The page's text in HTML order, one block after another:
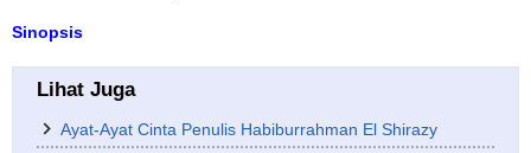
Sinopsis
Lihat Juga
Ayat-Ayat Cinta Penulis Habiburrahman El Shirazy